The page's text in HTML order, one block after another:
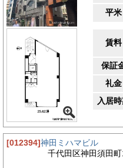
平米
賃料
保証
礼金
入居時
[012394]神田ミハマビル
千代田区神田須田